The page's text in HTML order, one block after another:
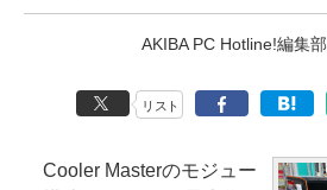
AKIBA PC Hotline!編集部
リスト
Cooler Masterのモジュー